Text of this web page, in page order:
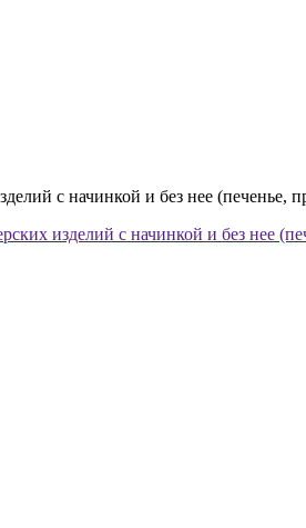
с начинкой и без нее